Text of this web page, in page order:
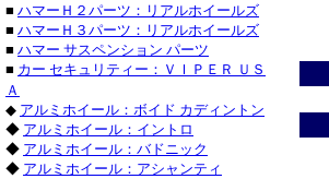
■ ハマーＨ２パーツ：リアルホイールズ
■ ハマーＨ３パーツ：リアルホイールズ
■ ハマー サスペンション パーツ
■ カー セキュリティー：ＶＩＰＥＲ ＵＳ
Ａ
◆ アルミホイール：ボイド カディントン
◆ アルミホイール：イントロ
◆ アルミホイール：バドニック
◆ アルミホイール：アシャンティ